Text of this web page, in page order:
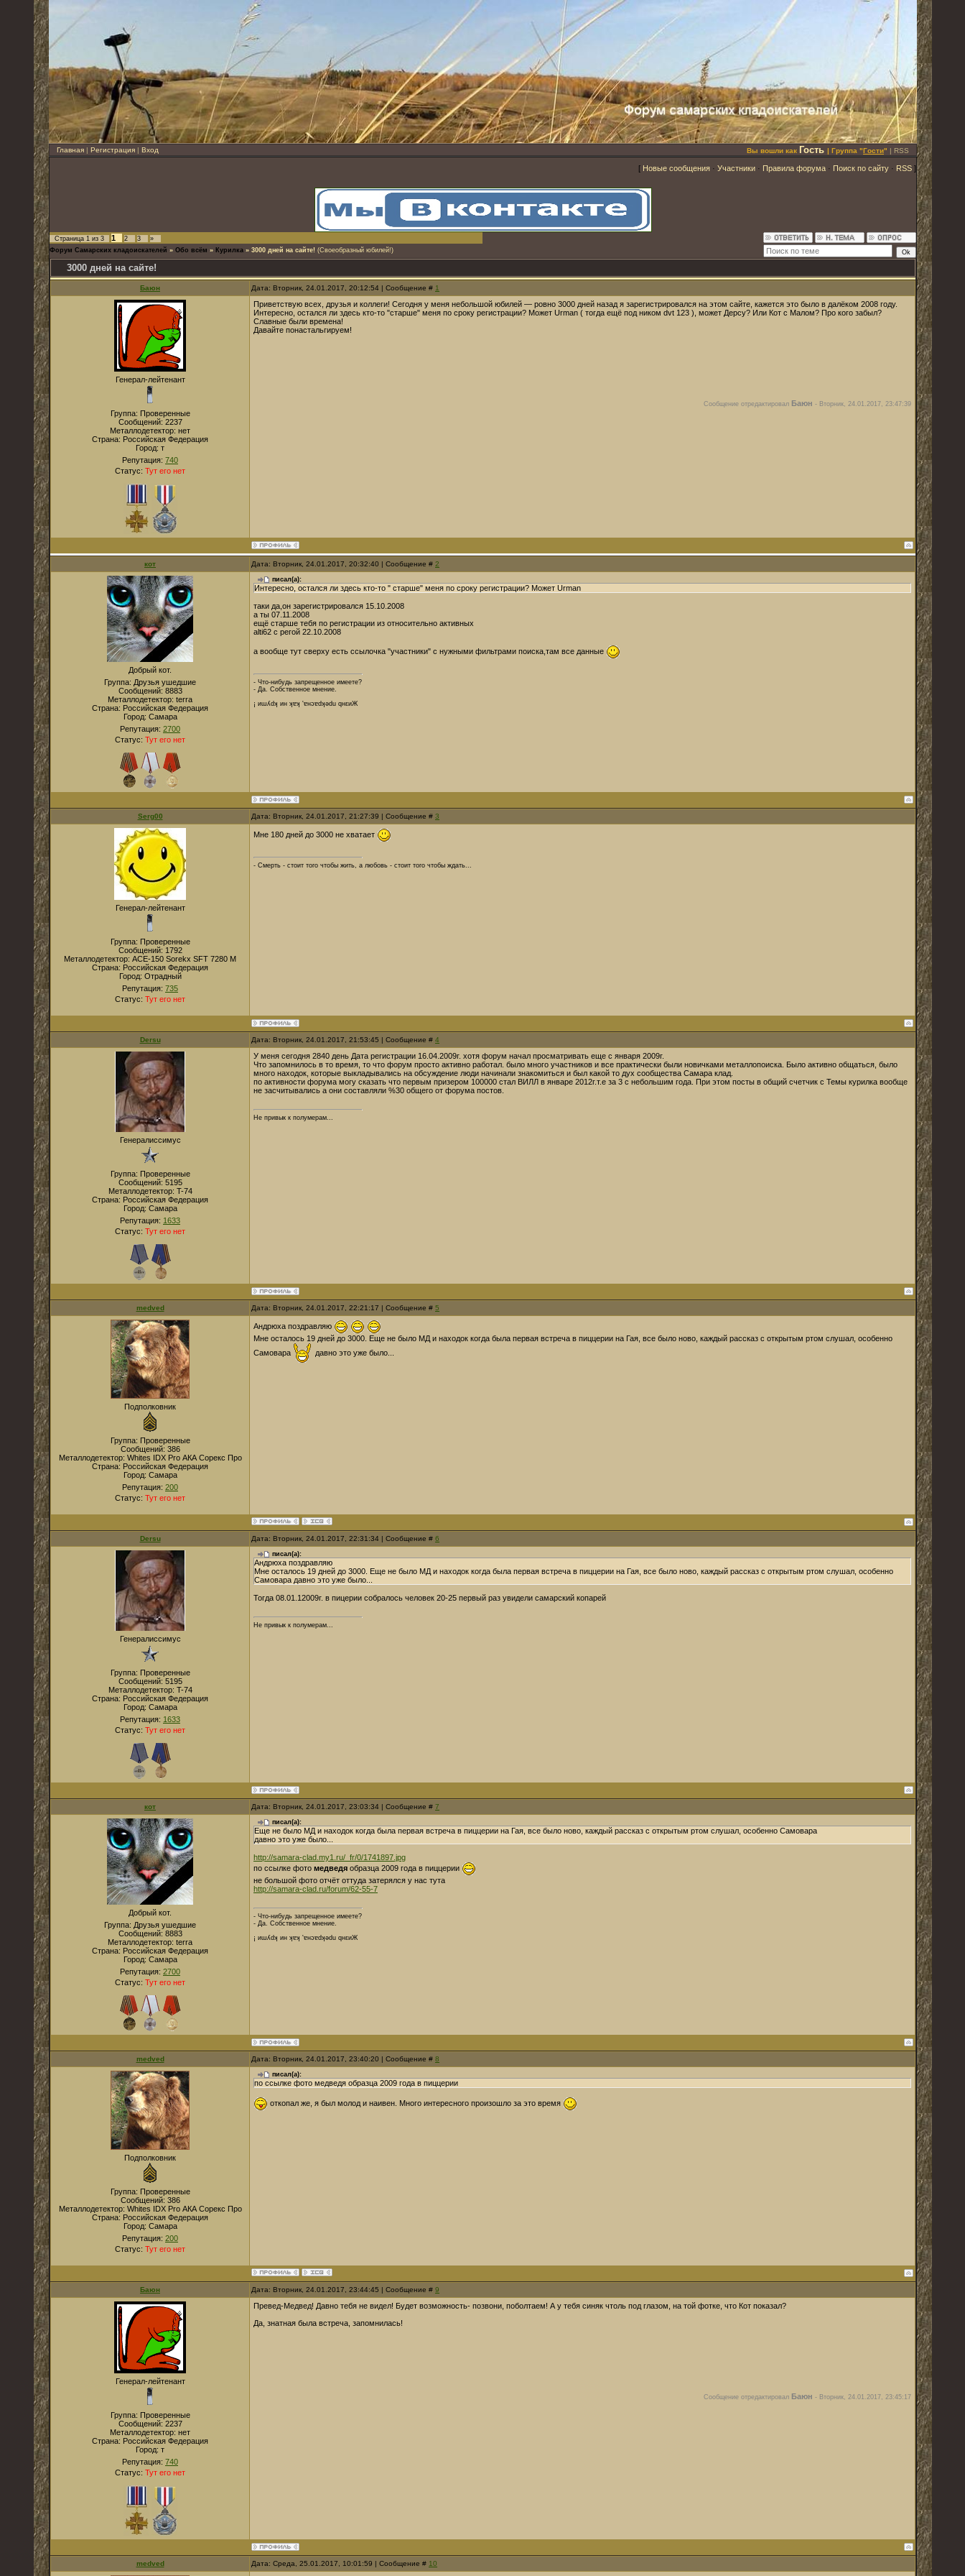
Главная | Регистрация | Вход Вы вошли как Гость | Группа "Гости" | RSS
[ Новые сообщения · Участники · Правила форума · Поиск по сайту · RSS ]
Страница 1 из 3 1 2 3
»
Форум Самарских кладоискателей » Обо всём » Курилка » 3000 дней на сайте! (Своеобразный юбилей!)
3000 дней на сайте!
Баюн Дата: Вторник, 24.01.2017, 20:12:54 | Сообщение # 1
Генерал-лейтенант
Группа: Проверенные
Сообщений: 2237
Металлодетектор: нет
Страна: Российская Федерация
Город: т
Репутация: 740
Статус: Тут его нет
Приветствую всех, друзья и коллеги! Сегодня у меня небольшой юбилей — ровно 3000 дней назад я зарегистрировался на этом сайте, кажется это было в далёком 2008 году.
Интересно, остался ли здесь кто-то "старше" меня по сроку регистрации? Может Urman ( тогда ещё под ником dvt 123 ), может Дерсу? Или Кот с Малом? Про кого забыл?
Славные были времена!
Давайте понастальгируем!
Сообщение отредактировал Баюн - Вторник, 24.01.2017, 23:47:39
кот Дата: Вторник, 24.01.2017, 20:32:40 | Сообщение # 2
Добрый кот.
Группа: Друзья ушедшие
Сообщений: 8883
Металлодетектор: terra
Страна: Российская Федерация
Город: Cамара
Репутация: 2700
Статус: Тут его нет
писал(а):
Интересно, остался ли здесь кто-то " старше" меня по сроку регистрации? Может Urman
таки да,он зарегистрировался 15.10.2008
а ты 07.11.2008
ещё старше тебя по регистрации из относительно активных
alti62 с регой 22.10.2008
а вообще тут сверху есть ссылочка "участники" с нужными фильтрами поиска,там все данные
- Что-нибудь запрещенное имеете?
- Да. Собственное мнение.
¡ иɯʎdʞ ин ʞɐʞ 'ɐнɔɐdʞǝdu qнεиЖ
Serg00 Дата: Вторник, 24.01.2017, 21:27:39 | Сообщение # 3
Генерал-лейтенант
Группа: Проверенные
Сообщений: 1792
Металлодетектор: ACE-150 Sorekx SFT 7280 M
Страна: Российская Федерация
Город: Отрадный
Репутация: 735
Статус: Тут его нет
Мне 180 дней до 3000 не хватает
- Смерть - стоит того чтобы жить, а любовь - стоит того чтобы ждать...
Dersu Дата: Вторник, 24.01.2017, 21:53:45 | Сообщение # 4
Генералиссимус
Группа: Проверенные
Сообщений: 5195
Металлодетектор: T-74
Страна: Российская Федерация
Город: Самара
Репутация: 1633
Статус: Тут его нет
У меня сегодня 2840 день Дата регистрации 16.04.2009г. хотя форум начал просматривать еще с января 2009г.
Что запомнилось в то время, то что форум просто активно работал. было много участников и все практически были новичками металлопоиска. Было активно общаться, было
много находок, которые выкладывались на обсуждение люди начинали знакомиться и был какой то дух сообщества Самара клад.
по активности форума могу сказать что первым призером 100000 стал ВИЛЛ в январе 2012г.т.е за 3 с небольшим года. При этом посты в общий счетчик с Темы курилка вообще
не засчитывались а они составляли %30 общего от форума постов.
Не привык к полумерам...
medved Дата: Вторник, 24.01.2017, 22:21:17 | Сообщение # 5
Подполковник
Группа: Проверенные
Сообщений: 386
Металлодетектор: Whites IDX Pro АКА Сорекс Про
Страна: Российская Федерация
Город: Самара
Репутация: 200
Статус: Тут его нет
Андрюха поздравляю
Мне осталось 19 дней до 3000. Еще не было МД и находок когда была первая встреча в пиццерии на Гая, все было ново, каждый рассказ с открытым ртом слушал, особенно
Самовара
давно это уже было...
Dersu Дата: Вторник, 24.01.2017, 22:31:34 | Сообщение # 6
Генералиссимус
Группа: Проверенные
Сообщений: 5195
Металлодетектор: T-74
Страна: Российская Федерация
Город: Самара
Репутация: 1633
Статус: Тут его нет
писал(а):
Андрюха поздравляю
Мне осталось 19 дней до 3000. Еще не было МД и находок когда была первая встреча в пиццерии на Гая, все было ново, каждый рассказ с открытым ртом слушал, особенно
Самовара давно это уже было...
Тогда 08.01.12009г. в пицерии собралось человек 20-25 первый раз увидели самарский копарей
Не привык к полумерам...
кот Дата: Вторник, 24.01.2017, 23:03:34 | Сообщение # 7
Добрый кот.
Группа: Друзья ушедшие
Сообщений: 8883
Металлодетектор: terra
Страна: Российская Федерация
Город: Cамара
Репутация: 2700
Статус: Тут его нет
писал(а):
Еще не было МД и находок когда была первая встреча в пиццерии на Гая, все было ново, каждый рассказ с открытым ртом слушал, особенно Самовара
давно это уже было...
http://samara-clad.my1.ru/_fr/0/1741897.jpg
по ссылке фото медведя образца 2009 года в пиццерии
не большой фото отчёт оттуда затерялся у нас тута
http://samara-clad.ru/forum/62-55-7
- Что-нибудь запрещенное имеете?
- Да. Собственное мнение.
¡ иɯʎdʞ ин ʞɐʞ 'ɐнɔɐdʞǝdu qнεиЖ
medved Дата: Вторник, 24.01.2017, 23:40:20 | Сообщение # 8
Подполковник
Группа: Проверенные
Сообщений: 386
Металлодетектор: Whites IDX Pro АКА Сорекс Про
Страна: Российская Федерация
Город: Самара
Репутация: 200
Статус: Тут его нет
писал(а):
по ссылке фото медведя образца 2009 года в пиццерии
откопал же, я был молод и наивен. Много интересного произошло за это время
Баюн Дата: Вторник, 24.01.2017, 23:44:45 | Сообщение # 9
Генерал-лейтенант
Группа: Проверенные
Сообщений: 2237
Металлодетектор: нет
Страна: Российская Федерация
Город: т
Репутация: 740
Статус: Тут его нет
Превед-Медвед! Давно тебя не видел! Будет возможность- позвони, поболтаем! А у тебя синяк чтоль под глазом, на той фотке, что Кот показал?
Да, знатная была встреча, запомнилась!
Сообщение отредактировал Баюн - Вторник, 24.01.2017, 23:45:17
medved Дата: Среда, 25.01.2017, 10:01:59 | Сообщение # 10